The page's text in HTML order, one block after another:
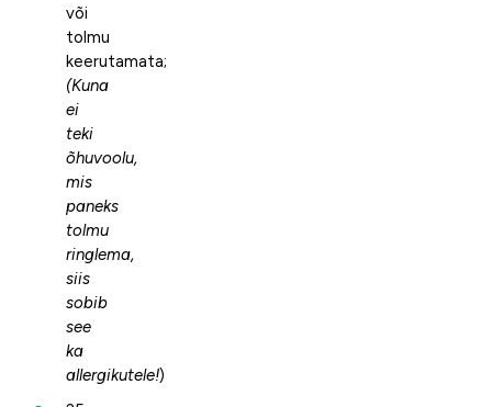
või
tolmu
keerutamata;
(Kuna
ei
teki
õhuvoolu,
mis
paneks
tolmu
ringlema,
siis
sobib
see
ka
allergikutele!)